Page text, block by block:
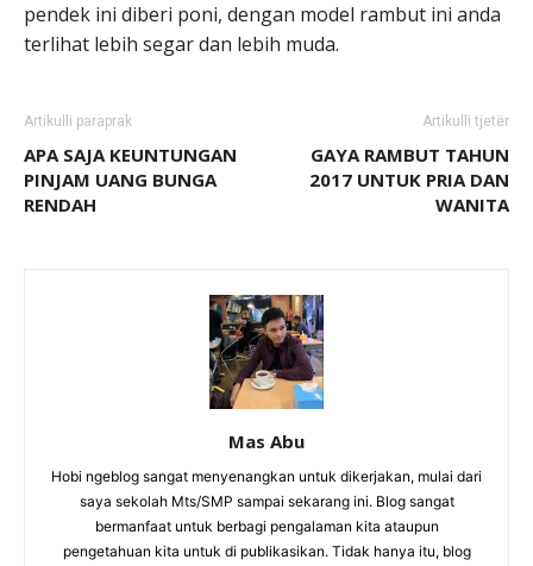
pendek ini diberi poni, dengan model rambut ini anda
terlihat lebih segar dan lebih muda.
Artikulli paraprak
APA SAJA KEUNTUNGAN
PINJAM UANG BUNGA
RENDAH
Artikulli tjetër
GAYA RAMBUT TAHUN
2017 UNTUK PRIA DAN
WANITA
Mas Abu
Hobi ngeblog sangat menyenangkan untuk dikerjakan, mulai dari
saya sekolah Mts/SMP sampai sekarang ini. Blog sangat
bermanfaat untuk berbagi pengalaman kita ataupun
pengetahuan kita untuk di publikasikan. Tidak hanya itu, blog